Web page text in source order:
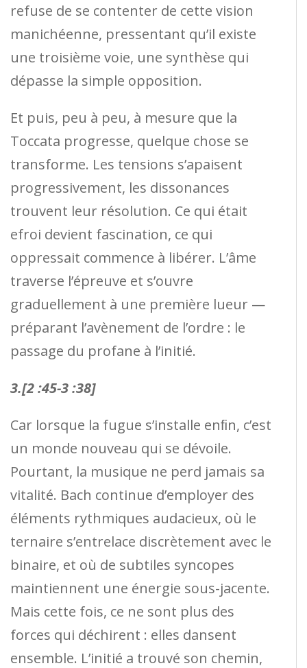
refuse de se contenter de cette vision
manichéenne, pressentant qu’il existe
une troisième voie, une synthèse qui
dépasse la simple opposition.
Et puis, peu à peu, à mesure que la
Toccata progresse, quelque chose se
transforme. Les tensions s’apaisent
progressivement, les dissonances
trouvent leur résolution. Ce qui était
efroi devient fascination, ce qui
oppressait commence à libérer. L’âme
traverse l’épreuve et s’ouvre
graduellement à une première lueur —
préparant l’avènement de l’ordre : le
passage du profane à l’initié.
3.[2 :45-3 :38]
Car lorsque la fugue s’installe enﬁn, c’est
un monde nouveau qui se dévoile.
Pourtant, la musique ne perd jamais sa
vitalité. Bach continue d’employer des
éléments rythmiques audacieux, où le
ternaire s’entrelace discrètement avec le
binaire, et où de subtiles syncopes
maintiennent une énergie sous-jacente.
Mais cette fois, ce ne sont plus des
forces qui déchirent : elles dansent
ensemble. L’initié a trouvé son chemin,